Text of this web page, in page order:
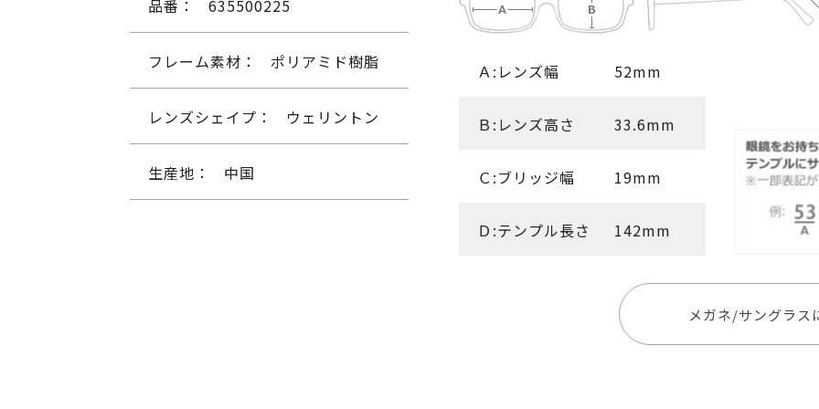
品番： 635500225
フレーム素材： ポリアミド樹脂
レンズシェイプ： ウェリントン
生産地： 中国
Ａ:レンズ幅 52mm
Ｂ:レンズ高さ 33.6mm
Ｃ:ブリッジ幅 19mm
Ｄ:テンプル長さ 142mm
メガネ/サングラス